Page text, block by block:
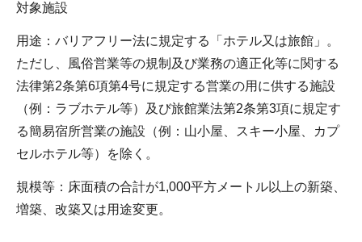
対象施設
用途：バリアフリー法に規定する「ホテル又は旅館」。
ただし、風俗営業等の規制及び業務の適正化等に関する
法律第2条第6項第4号に規定する営業の用に供する施設
（例：ラブホテル等）及び旅館業法第2条第3項に規定す
る簡易宿所営業の施設（例：山小屋、スキー小屋、カプ
セルホテル等）を除く。
規模等：床面積の合計が1,000平方メートル以上の新築、
増築、改築又は用途変更。